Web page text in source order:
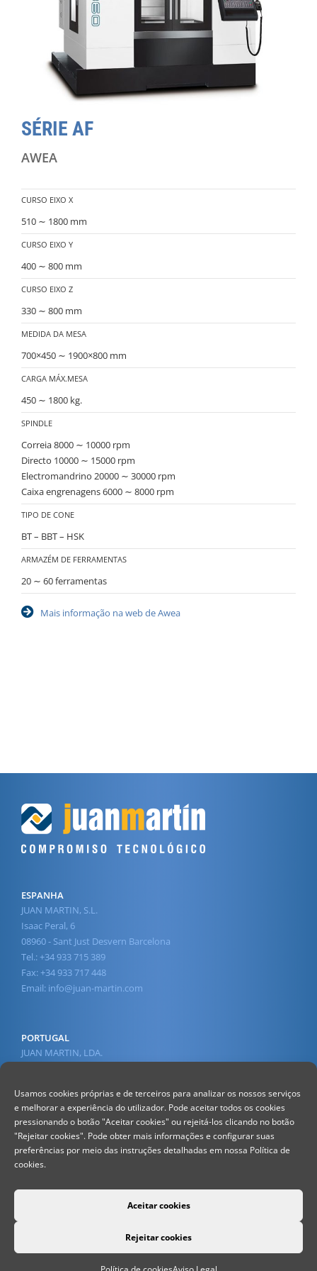
Usamos cookies próprias e de terceiros para analizar os nossos serviços
e melhorar a experiência do utilizador. Pode aceitar todos os cookies
pressionando o botão "Aceitar cookies" ou rejeitá-los clicando no botão
"Rejeitar cookies". Pode obter mais informações e configurar suas
preferências por meio das instruções detalhadas em nossa Política de
cookies.
Aceitar cookies
Rejeitar cookies
SÉRIE AF
AWEA
CURSO EIXO X
510 ∼ 1800 mm
CURSO EIXO Y
400 ∼ 800 mm
CURSO EIXO Z
330 ∼ 800 mm
MEDIDA DA MESA
700×450 ∼ 1900×800 mm
CARGA MÁX.MESA
450 ∼ 1800 kg.
SPINDLE
Correia 8000 ∼ 10000 rpm
Directo 10000 ∼ 15000 rpm
Electromandrino 20000 ∼ 30000 rpm
Caixa engrenagens 6000 ∼ 8000 rpm
TIPO DE CONE
BT – BBT – HSK
ARMAZÉM DE FERRAMENTAS
20 ∼ 60 ferramentas
Mais informação na web de Awea
ESPANHA
JUAN MARTIN, S.L.
Isaac Peral, 6
08960 - Sant Just Desvern Barcelona
Tel.: +34 933 715 389
Fax: +34 933 717 448
Email: info@juan-martin.com
PORTUGAL
JUAN MARTIN, LDA.
Tel.: +351 244 568 610
(Chamada para a rede fixa nacional)
Fax : +351 244 560 578
(Chamada para a rede fixa nacional)
Email:
©2026 JUAN MARTIN - Todos los
derechos reservados
Aviso Legal-Política de Privacidad